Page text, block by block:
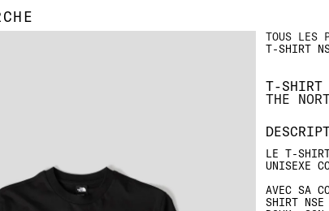
TOUS LES
T-SHIRT
T-SHIRT
THE
LE T-
UNISEXE
AVEC SA
SHIRT NSE